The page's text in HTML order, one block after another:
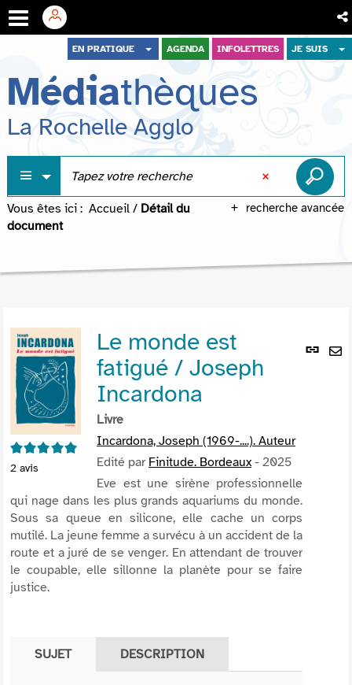
menu
contenu
recherche
EN PRATIQUE AGENDA INFOLETTRES JE SUIS
Médiathèques
La Rochelle Agglo
recherche avancée
Vous êtes ici : Accueil / Détail du
document
Lien
5/5
2 avis
Le monde est
fatigué / Joseph
Incardona
Livre
Incardona, Joseph (1969-....). Auteur
Edité par Finitude. Bordeaux- 2025
Eve est une sirène professionnelle
qui nage dans les plus grands aquariums du monde.
Sous sa queue en silicone, elle cache un corps
mutilé. La jeune femme a survécu à un accident de la
route et a juré de se venger. En attendant de trouver
le coupable, elle sillonne la planète pour se faire
justice.
SUJET DESCRIPTION